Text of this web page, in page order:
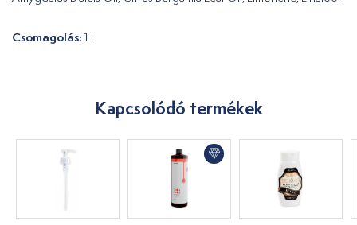
Csomagolás: 1 l
Kapcsolódó termékek